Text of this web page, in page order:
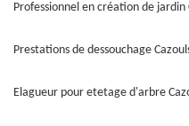
Professionnel en création de jardin
Prestations de dessouchage
Elagueur pour etetage d'arbre